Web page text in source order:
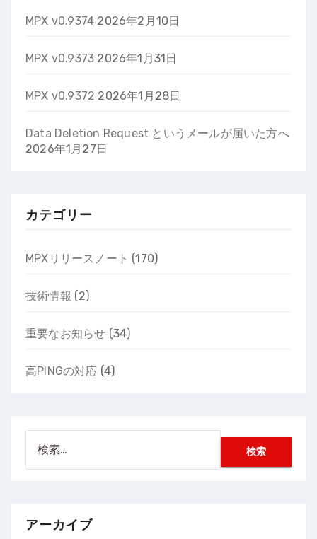
MPX v0.9374 2026年2月10日
MPX v0.9373 2026年1月31日
MPX v0.9372 2026年1月28日
Data Deletion Request というメールが届いた方へ
2026年1月27日
カテゴリー
MPXリリースノート (170)
技術情報 (2)
重要なお知らせ (34)
高PINGの対応 (4)
アーカイブ